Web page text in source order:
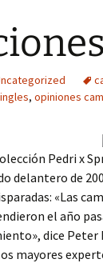
, opiniones
Pedri x
delantero de
«Las
el año
dice
mayores